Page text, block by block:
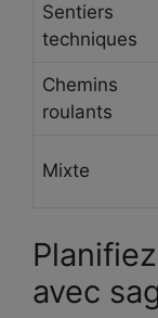
Sentiers
techniques
Chemins
roulants
Mixte
avec